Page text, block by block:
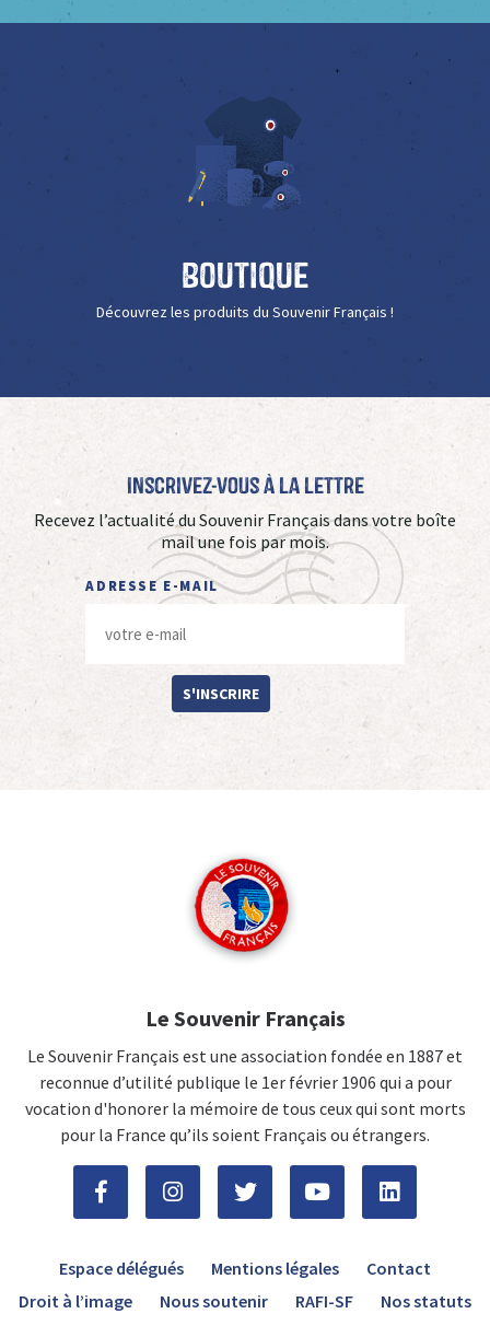
Boutique
Découvrez les produits du Souvenir Français !
Inscrivez-vous à La Lettre
Recevez l’actualité du Souvenir Français dans votre boîte
mail une fois par mois.
ADRESSE E-MAIL
S'INSCRIRE
Le Souvenir Français
Le Souvenir Français est une association fondée en 1887 et
reconnue d’utilité publique le 1er février 1906 qui a pour
vocation d'honorer la mémoire de tous ceux qui sont morts
pour la France qu’ils soient Français ou étrangers.
Espace délégués Mentions légales
Contact
Droit à l’image
Nous soutenir RAFI-SF Nos statuts